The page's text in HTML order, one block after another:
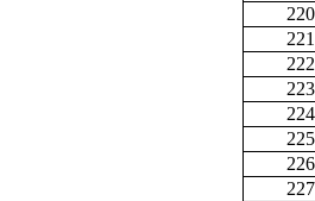
220
221
222
223
224
225
226
227